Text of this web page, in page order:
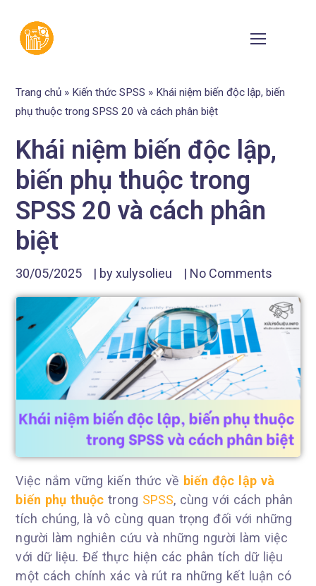
Trang chủ » Kiến thức SPSS » Khái niệm biến độc lập, biến
phụ thuộc trong SPSS 20 và cách phân biệt
Khái niệm biến độc lập,
biến phụ thuộc trong
SPSS 20 và cách phân
biệt
30/05/2025 | byxulysolieu | No Comments
Việc nắm vững kiến thức về biến độc lập và
biến phụ thuộc trong SPSS, cùng với cách phân
tích chúng, là vô cùng quan trọng đối với những
người làm nghiên cứu và những người làm việc
với dữ liệu. Để thực hiện các phân tích dữ liệu
một cách chính xác và rút ra những kết luận có